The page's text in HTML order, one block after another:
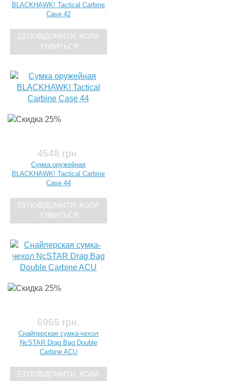
BLACKHAWK! Tactical Carbine
Case 42
ПОВІДОМИТИ, КОЛИ
З'ЯВИТЬСЯ
4548 грн.
Сумка оружейная
BLACKHAWK! Tactical Carbine
Case 44
ПОВІДОМИТИ, КОЛИ
З'ЯВИТЬСЯ
6955 грн.
Снайперская сумка-чехол
NcSTAR Drag Bag Double
Carbine ACU
ПОВІДОМИТИ, КОЛИ